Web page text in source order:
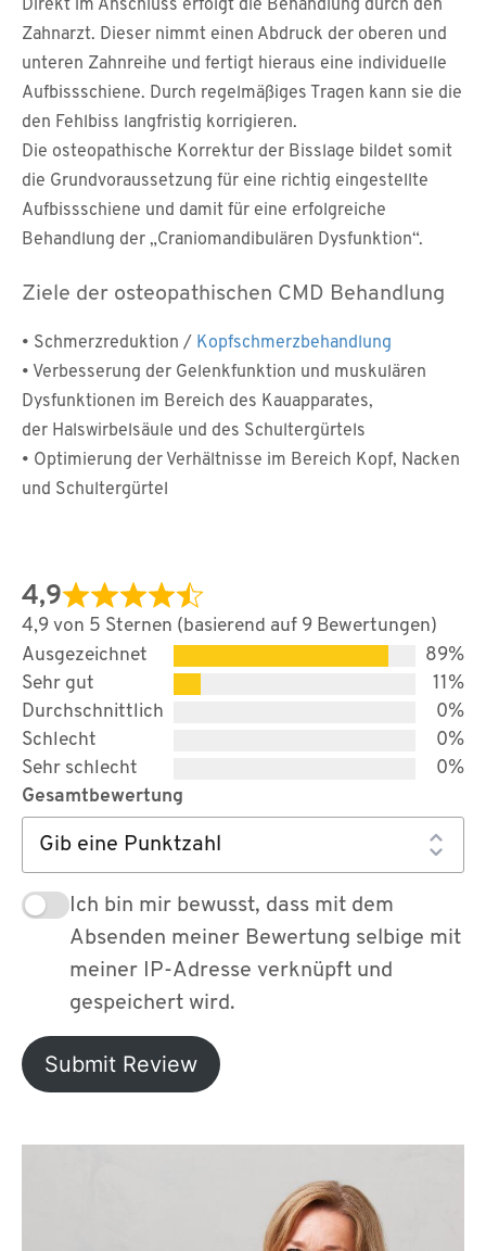
Direkt im Anschluss erfolgt die Behandlung durch den
Zahnarzt. Dieser nimmt einen Abdruck der oberen und
unteren Zahnreihe und fertigt hieraus eine individuelle
Aufbissschiene. Durch regelmäßiges Tragen kann sie die
den Fehlbiss langfristig korrigieren.
Die osteopathische Korrektur der Bisslage bildet somit
die Grundvoraussetzung für eine richtig eingestellte
Aufbissschiene und damit für eine erfolgreiche
Behandlung der „Craniomandibulären Dysfunktion“.
Ziele der osteopathischen CMD Behandlung
• Schmerzreduktion / Kopfschmerzbehandlung
• Verbesserung der Gelenkfunktion und muskulären
Dysfunktionen im Bereich des Kauapparates,
der Halswirbelsäule und des Schultergürtels
• Optimierung der Verhältnisse im Bereich Kopf, Nacken
und Schultergürtel
4,9
4,9 von 5 Sternen (basierend auf 9 Bewertungen)
Ausgezeichnet
89%
Sehr gut
11%
Durchschnittlich
0%
Schlecht
0%
Sehr schlecht
0%
Gesamtbewertung
Ich bin mir bewusst, dass mit dem
Absenden meiner Bewertung selbige mit
meiner IP-Adresse verknüpft und
gespeichert wird.
Submit Review